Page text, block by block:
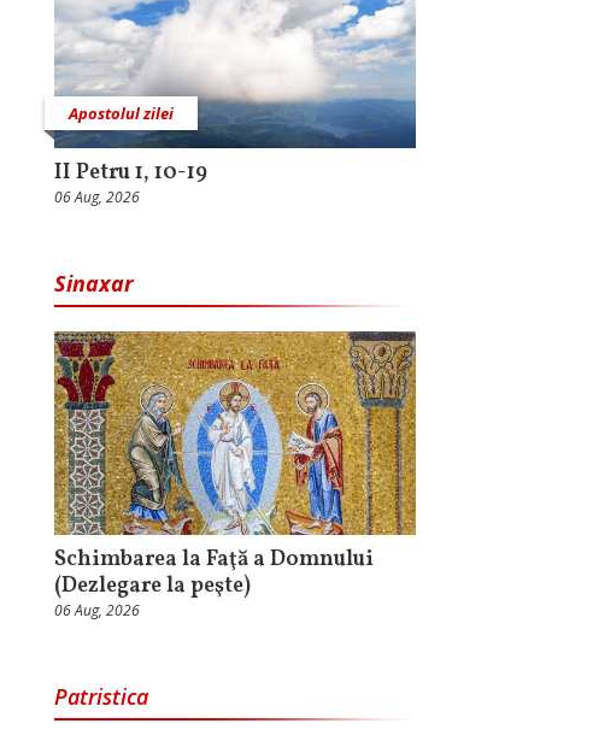
Apostolul zilei
II Petru 1, 10-19
06 Aug, 2026
Sinaxar
Schimbarea la Faţă a Domnului
(Dezlegare la peşte)
06 Aug, 2026
Patristica